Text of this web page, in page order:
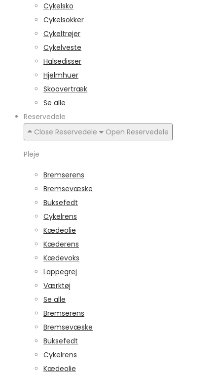
Cykelsko
Cykelsokker
Cykeltrøjer
Cykelveste
Halsedisser
Hjelmhuer
Skoovertræk
Se alle
Reservedele
Close Reservedele
Open Reservedele
Pleje
Bremserens
Bremsevæske
Buksefedt
Cykelrens
Kædeolie
Kæderens
Kædevoks
Lappegrej
Værktøj
Se alle
Bremserens
Bremsevæske
Buksefedt
Cykelrens
Kædeolie